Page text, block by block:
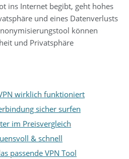
ins Internet begibt, geht hohes
und eines Datenverlusts
können
und Privatsphäre
wirklich funktioniert
sicher surfen
im Preisvergleich
& schnell
passende VPN Tool